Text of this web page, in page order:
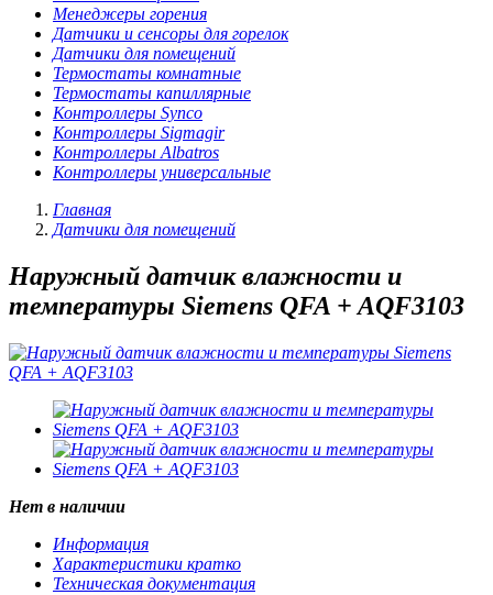
Менеджеры горения
Датчики и сенсоры для горелок
Датчики для помещений
Термостаты комнатные
Термостаты капиллярные
Контроллеры Synco
Контроллеры Sigmagir
Контроллеры Albatros
Контроллеры универсальные
Главная
Датчики для помещений
Наружный датчик влажности и
температуры Siemens QFA + AQF3103
Нет в наличии
Информация
Характеристики кратко
Техническая документация